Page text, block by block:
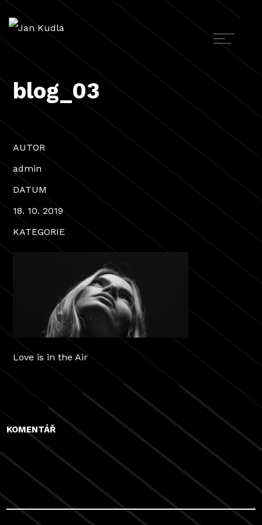
blog_03
AUTOR
admin
DATUM
18. 10. 2019
KATEGORIE
Love is in the Air